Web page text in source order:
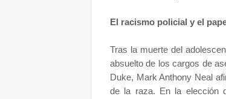
El racismo policial y el
Tras la muerte del
absuelto de los cargos de
Duke, Mark Anthony Neal
de la raza. En la elección